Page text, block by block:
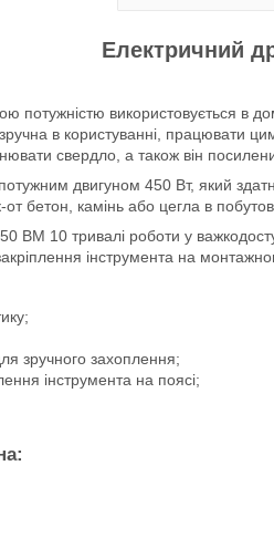
Електричний
потужністю використовується в
в користуванні,
свердло, а також він
двигуном 450 Вт, який
бетон, камінь або цегла в
BM 10 тривалі роботи у
інструмента на
зручного захоплення;
інструмента на поясі;